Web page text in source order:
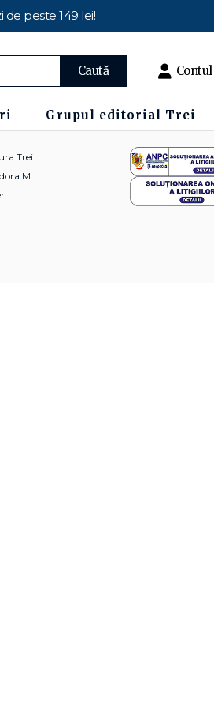
peste 149 lei!
Caută
Grupul editorial Trei
Trei
M